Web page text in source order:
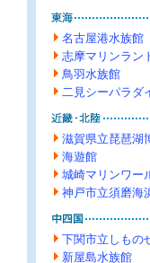
名古屋港水族館
志摩マリンラン
鳥羽水族館
二見シーパラダ
滋賀県立琵琶湖
海遊館
城崎マリンワー
神戸市立須磨海
下関市立しも
新屋島水族館